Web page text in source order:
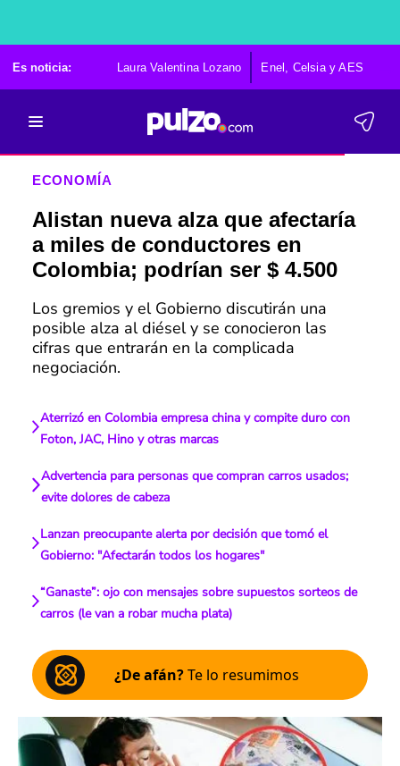
Es noticia: Laura Valentina Lozano Enel, Celsia y AES
ECONOMÍA
Alistan nueva alza que afectaría
a miles de conductores en
Colombia; podrían ser $ 4.500
Los gremios y el Gobierno discutirán una
posible alza al diésel y se conocieron las
cifras que entrarán en la complicada
negociación.
Aterrizó en Colombia empresa china y compite duro con
Foton, JAC, Hino y otras marcas
Advertencia para personas que compran carros usados;
evite dolores de cabeza
Lanzan preocupante alerta por decisión que tomó el
Gobierno: "Afectarán todos los hogares"
“Ganaste”: ojo con mensajes sobre supuestos sorteos de
carros (le van a robar mucha plata)
¿De afán?Te lo resumimos